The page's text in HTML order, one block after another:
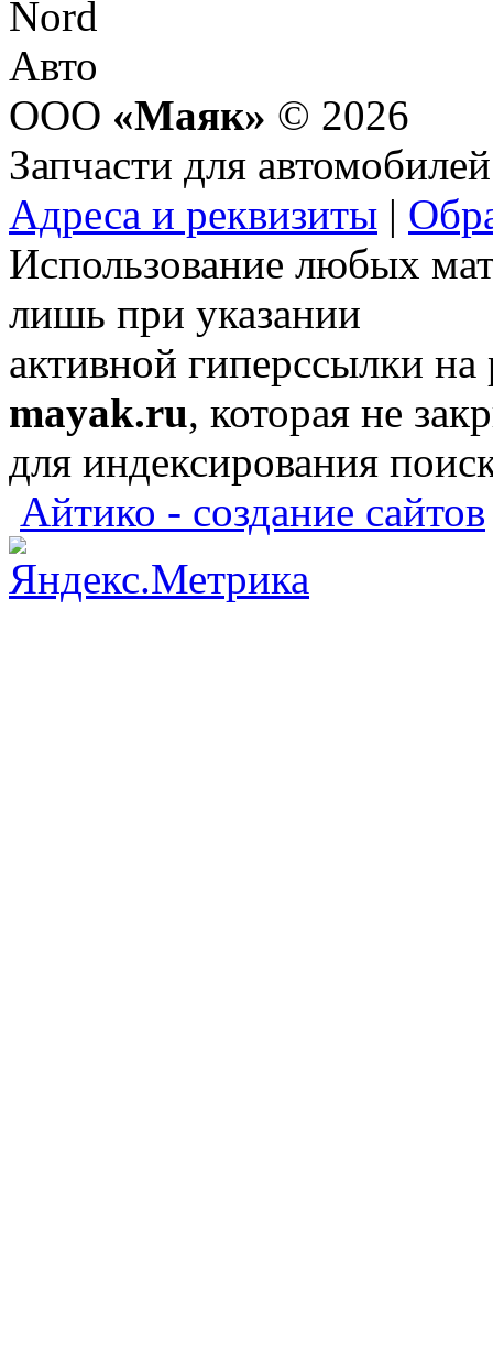
ООО «Маяк» © 2026
Запчасти для автомобилей
Адреса и реквизиты |
Использование любых
лишь при указании
активной гиперссылки
mayak.ru, которая не
для индексирования
Айтико - создание сайтов